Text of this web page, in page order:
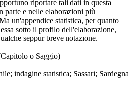
riportare tali dati in questa
parte e nelle elaborazioni più
un'appendice statistica, per quanto
sotto il profilo dell'elaborazione,
seppur breve notazione.
o Saggio)
indagine statistica; Sassari; Sardegna